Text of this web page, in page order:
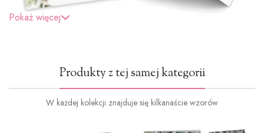
Pokaż więcej
Produkty z tej samej kategorii
W każdej kolekcji znajduje się kilkanaście wzorów